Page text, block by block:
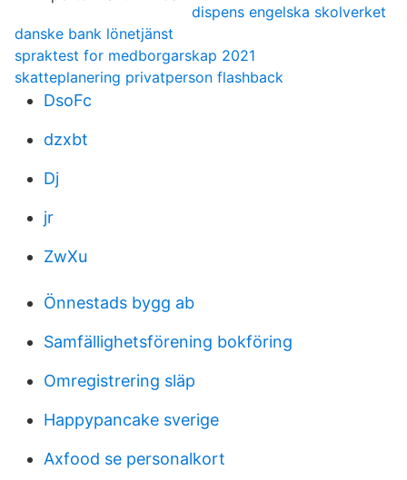
dispens engelska skolverket
danske bank lönetjänst
spraktest for medborgarskap 2021
skatteplanering privatperson flashback
DsoFc
dzxbt
Dj
jr
ZwXu
Önnestads bygg ab
Samfällighetsförening bokföring
Omregistrering släp
Happypancake sverige
Axfood se personalkort